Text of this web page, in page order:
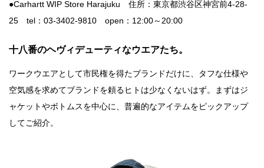
●Carhartt WIP Store Harajuku 住所：東京都渋谷区神宮前4-28-
25 tel：03-3402-9810 open：12:00～20:00
十八番のヘヴィデューティなウエアたち。
ワークウエアとして市民権を得たブランドだけに、タフな仕様や
空気感を求めてブランドを頼るヒトは少なくないはず。まずはジ
ャケットやボトムスを中心に、普遍的なアイテムをピックアップ
してご紹介。